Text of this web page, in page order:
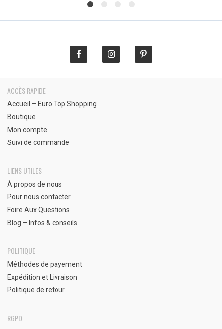
€49,90
€18,99
ACCÈS RAPIDE
Accueil – Euro Top Shopping
Boutique
Mon compte
Suivi de commande
LIENS UTILES
À propos de nous
Pour nous contacter
Foire Aux Questions
Blog – Infos & conseils
POLITIQUE
Méthodes de payement
Expédition et Livraison
Politique de retour
RGPD